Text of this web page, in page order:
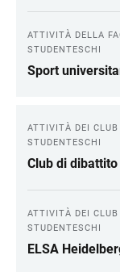
ATTIVITÀ DELLA
STUDENTESCHI
Sport
ATTIVITÀ DEI
STUDENTESCHI
Club di dibattito
ATTIVITÀ DEI
STUDENTESCHI
ELSA